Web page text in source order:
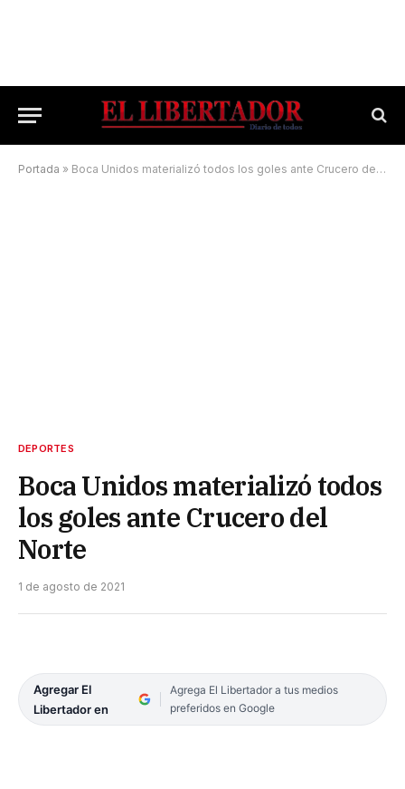
Portada » Boca Unidos materializó todos los goles ante Crucero del Norte
DEPORTES
Boca Unidos materializó todos
los goles ante Crucero del
Norte
1 de agosto de 2021
Agregar El
Libertador en
Agrega El Libertador a tus medios
preferidos en Google